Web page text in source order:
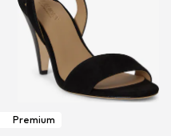
Premium